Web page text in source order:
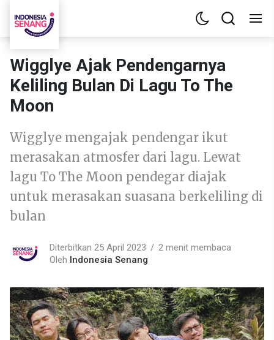
Wigglye Ajak Pendengarnya
Keliling Bulan Di Lagu To The
Moon
Wigglye mengajak pendengar ikut
merasakan atmosfer dari lagu. Lewat
lagu To The Moon pendegar diajak
untuk merasakan suasana berkeliling di
bulan
Diterbitkan 25 April 2023
2 menit membaca
Oleh Indonesia Senang